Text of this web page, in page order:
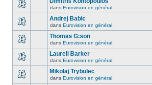
dans Eurovision en général
Andrej Babic
dans Eurovision en général
Thomas G:son
dans Eurovision en général
Laurell Barker
dans Eurovision en général
Mikolaj Trybulec
dans Eurovision en général